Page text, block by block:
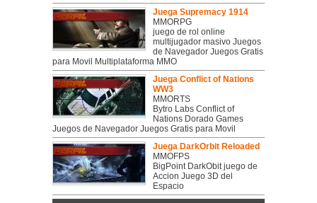
Juega Supremacy 1914
MMORPG
juego de rol online
multijugador masivo Juegos
de Navegador Juegos Gratis
para Movil Multiplataforma MMO
Juega Conflict of Nations
WW3
MMORTS
Bytro Labs Conflict of
Nations Dorado Games
Juegos de Navegador Juegos Gratis para Movil
Juega DarkOrbit Reloaded
MMOFPS
BigPoint DarkObit juego de
Accion Juego 3D del
Espacio